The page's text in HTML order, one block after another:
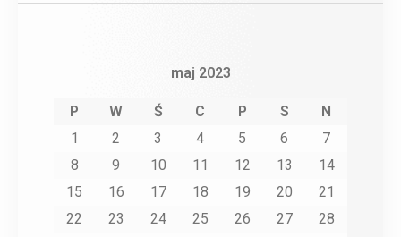
maj 2023
P W Ś C P S
N
1
2 3 4 5 6
7
8
9 10 11 12 13
14
15
16 17 18 19 20
21
22
23 24 25 26 27
28